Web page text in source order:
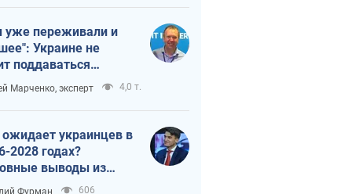
переживали и
Украине не
поддаваться
из-за
террора
Марченко, эксперт 4,0 т.
ожидает украинцев в
2028 годах?
выводы из
прогнозов от НБУ
Фурман 606